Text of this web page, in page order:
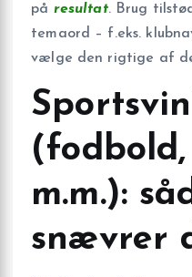
på resultat. Brug
temaord – f.eks.
vælge den rigtige af
m.m.):
snævrer